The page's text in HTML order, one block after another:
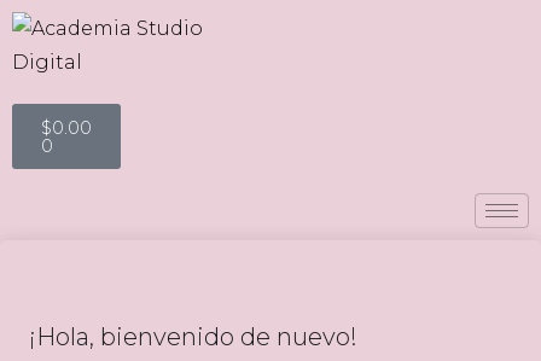
$0.00
0
¡Hola, bienvenido de nuevo!